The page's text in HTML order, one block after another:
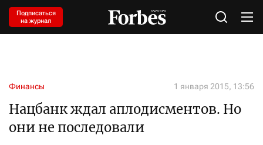
Подписаться
на журнал
Финансы 1 января 2015, 13:56
Нацбанк ждал аплодисментов. Но
они не последовали